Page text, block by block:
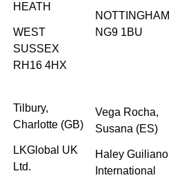
HEATH
WEST
SUSSEX
RH16 4HX
NOTTINGHAM
NG9 1BU
Tilbury,
Charlotte (GB)
LKGlobal UK
Ltd.
Vega Rocha,
Susana (ES)
Haley Guiliano
International